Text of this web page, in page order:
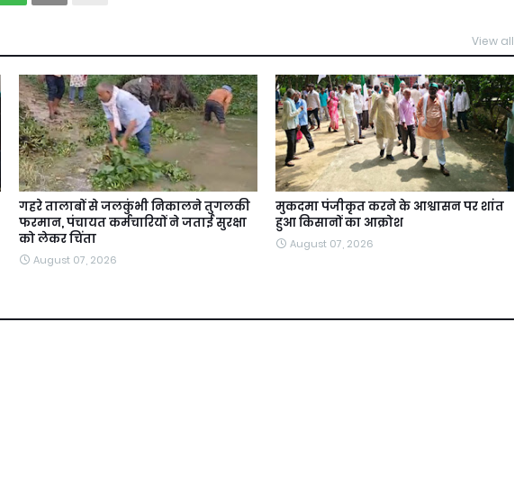
View all
गहरे तालाबों से जलकुंभी निकालने तुगलकी
फरमान, पंचायत कर्मचारियों ने जताई सुरक्षा
को लेकर चिंता
August 07, 2026
मुकदमा पंजीकृत करने के आश्वासन पर शांत
हुआ किसानों का आक्रोश
August 07, 2026